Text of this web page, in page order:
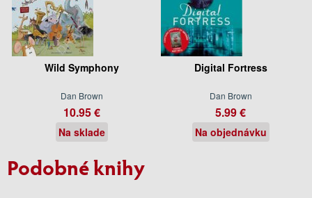
Wild Symphony
Dan Brown
10.95 €
Na sklade
Digital Fortress
Dan Brown
5.99 €
Na objednávku
Podobné knihy